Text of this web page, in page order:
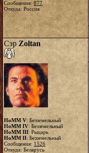
Сообщения: 877
Откуда: Россия
Сэр Zoltan
HoMM V: Безземельный
HoMM IV: Безземельный
HoMM III: Рыцарь
HoMM II: Безземельный
Сообщения: 1526
Откуда: Беларусь